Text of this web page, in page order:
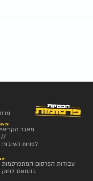
מאגר
//
לפניות הציבור:
עבודות הפרסום
בהתאם לחוק